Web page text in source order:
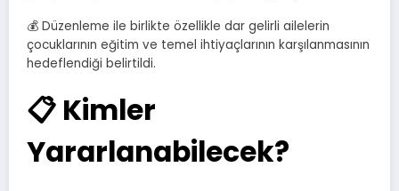
💰 Düzenleme ile birlikte özellikle dar gelirli ailelerin
çocuklarının eğitim ve temel ihtiyaçlarının karşılanmasının
hedeflendiği belirtildi.
📋 Kimler
Yararlanabilecek?